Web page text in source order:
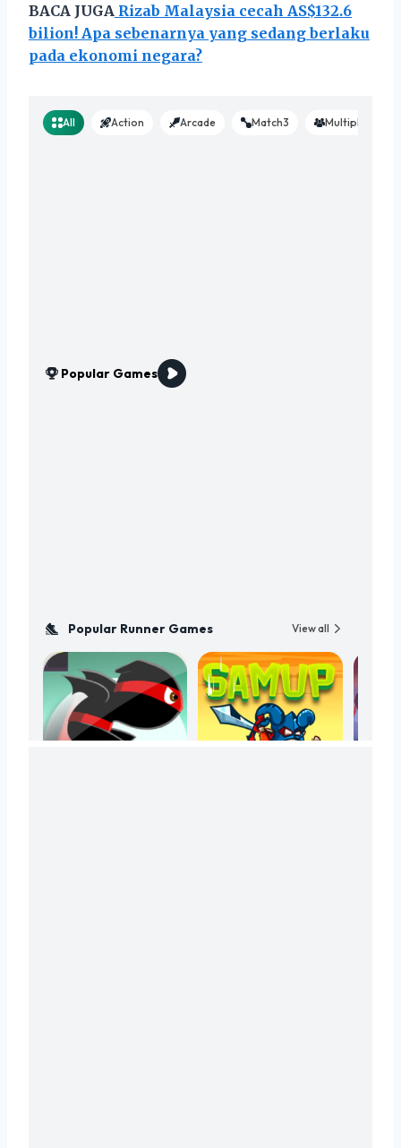
BACA JUGA Rizab Malaysia cecah AS$132.6
bilion! Apa sebenarnya yang sedang berlaku
pada ekonomi negara?